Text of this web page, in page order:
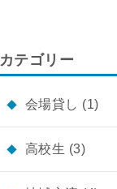
カテゴリー
会場貸し (1)
高校生 (3)